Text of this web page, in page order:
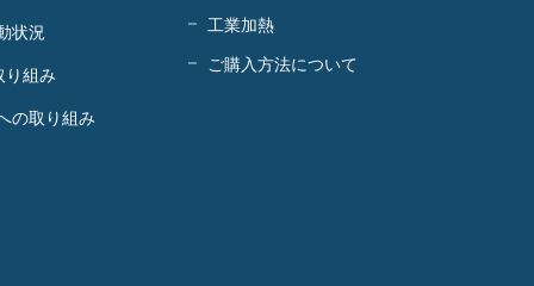
状況
り組み
の取り組み
工業加熱
ご購入方法について